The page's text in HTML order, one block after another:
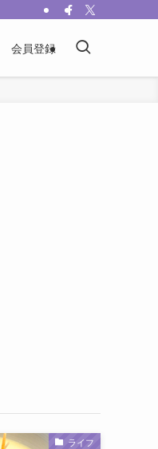
会員登録
ライフ